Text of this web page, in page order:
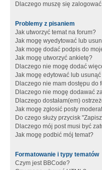
Dlaczego muszę się
Problemy z pisaniem
Jak utworzyć temat na forum?
Jak mogę wyedytować lub
Jak mogę dodać podpis do
Jak mogę utworzyć ankietę?
Dlaczego nie mogę dodać
Jak mogę edytować lub
Dlaczego nie mam dostępu do
Dlaczego nie mogę dodawać
Dlaczego dostałam(em)
Jak mogę zgłosić posty
Do czego służy przycisk
Dlaczego mój post musi być
Jak mogę podbić mój temat?
Formatowanie i typy tematów
Czym jest BBCode?